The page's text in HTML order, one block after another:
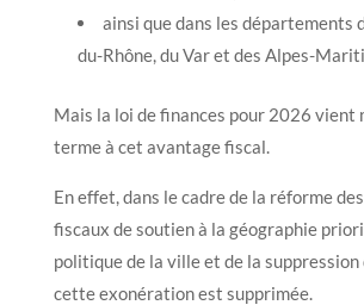
ainsi que dans les départements
du-Rhône, du Var et des Alpes-
Mais la loi de finances pour 2026 vient
terme à cet avantage fiscal.
En effet, dans le cadre de la réforme
fiscaux de soutien à la géographie
politique de la ville et de la suppression
cette exonération est supprimée.